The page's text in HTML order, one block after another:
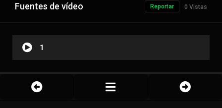
Fuentes de vídeo 0 Vistas
Reportar
1